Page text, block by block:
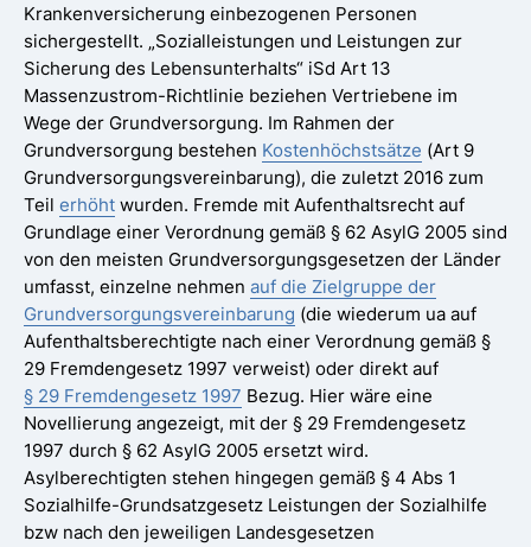
Krankenversicherung einbezogenen Personen
sichergestellt. „Sozialleistungen und Leistungen zur
Sicherung des Lebensunterhalts“ iSd Art 13
Massenzustrom-Richtlinie beziehen Vertriebene im
Wege der Grundversorgung. Im Rahmen der
Grundversorgung bestehen Kostenhöchstsätze (Art 9
Grundversorgungsvereinbarung), die zuletzt 2016 zum
Teil erhöht wurden. Fremde mit Aufenthaltsrecht auf
Grundlage einer Verordnung gemäß § 62 AsylG 2005 sind
von den meisten Grundversorgungsgesetzen der Länder
umfasst, einzelne nehmen auf die Zielgruppe der
Grundversorgungsvereinbarung (die wiederum ua auf
Aufenthaltsberechtigte nach einer Verordnung gemäß §
29 Fremdengesetz 1997 verweist) oder direkt auf
§ 29 Fremdengesetz 1997 Bezug. Hier wäre eine
Novellierung angezeigt, mit der § 29 Fremdengesetz
1997 durch § 62 AsylG 2005 ersetzt wird.
Asylberechtigten stehen hingegen gemäß § 4 Abs 1
Sozialhilfe-Grundsatzgesetz Leistungen der Sozialhilfe
bzw nach den jeweiligen Landesgesetzen